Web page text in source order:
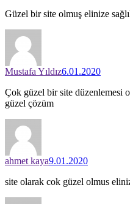
Güzel bir site olmuş elinize
Mustafa Yıldız6.01.2020
Çok güzel bir site düzenlemesi
güzel çözüm
ahmet kaya9.01.2020
site olarak cok güzel olmus